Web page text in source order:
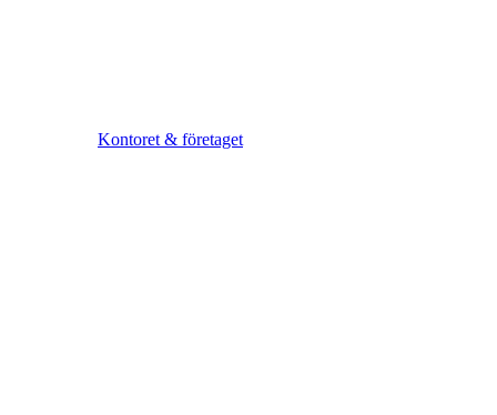
Kontoret & företaget